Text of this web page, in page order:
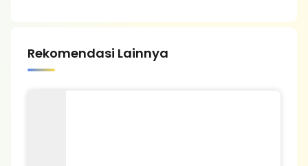
Rekomendasi Lainnya